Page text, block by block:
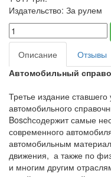
Издательство: За рулем
Описание
Отзывы
Автомобильный
Третье издание
автомобильного
Boschсодержит самые
совре­менного
автомобильным
движения, а также по
и многим другим